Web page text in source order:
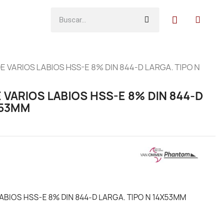
VARIOS LABIOS HSS-E 8% DIN 844-D LARGA. TIPO N
VARIOS LABIOS HSS-E 8% DIN 844-D
HSS-E 8% DIN 844-D LARGA. TIPO N 14X53MM